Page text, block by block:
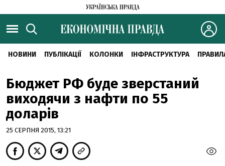
НОВИНИ ПУБЛІКАЦІЇ КОЛОНКИ ІНФРАСТРУКТУРА
Бюджет РФ буде зверстаний
виходячи з нафти по 55
доларів
25 СЕРПНЯ 2015, 13:21